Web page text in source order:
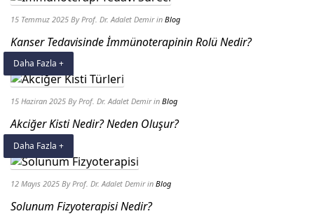
15 Temmuz 2025 By Prof. Dr. Adalet Demir in Blog
Kanser Tedavisinde İmmünoterapinin Rolü Nedir?
Daha Fazla +
15 Haziran 2025 By Prof. Dr. Adalet Demir in Blog
Akciğer Kisti Nedir? Neden Oluşur?
Daha Fazla +
12 Mayıs 2025 By Prof. Dr. Adalet Demir in Blog
Solunum Fizyoterapisi Nedir?